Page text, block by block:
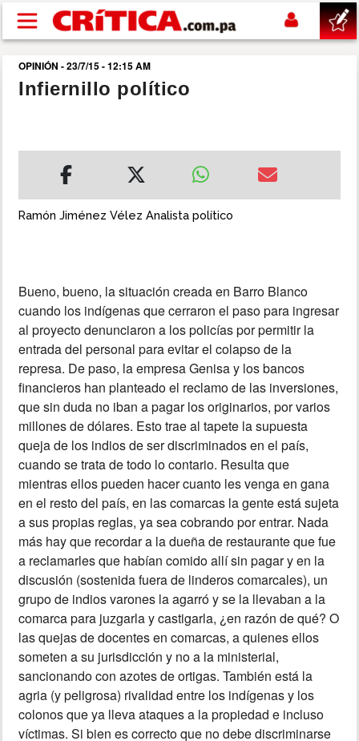
Pasar al contenido principal
buscar
DEPORTES
MUNDO
INSÓLITAS
MULTIMEDIA
IMPRESO
OPINIÓN - 23/7/15 - 12:15 AM
Infiernillo político
Ramón Jiménez Vélez Analista político
Bueno, bueno, la situación creada en Barro Blanco
cuando los indígenas que cerraron el paso para ingresar
al proyecto denunciaron a los policías por permitir la
entrada del personal para evitar el colapso de la
represa. De paso, la empresa Genisa y los bancos
financieros han planteado el reclamo de las inversiones,
que sin duda no iban a pagar los originarios, por varios
millones de dólares. Esto trae al tapete la supuesta
queja de los indios de ser discriminados en el país,
cuando se trata de todo lo contario. Resulta que
mientras ellos pueden hacer cuanto les venga en gana
en el resto del país, en las comarcas la gente está sujeta
a sus propias reglas, ya sea cobrando por entrar. Nada
más hay que recordar a la dueña de restaurante que fue
a reclamarles que habían comido allí sin pagar y en la
discusión (sostenida fuera de linderos comarcales), un
grupo de indios varones la agarró y se la llevaban a la
comarca para juzgarla y castigarla, ¿en razón de qué? O
las quejas de docentes en comarcas, a quienes ellos
someten a su jurisdicción y no a la ministerial,
sancionando con azotes de ortigas. También está la
agria (y peligrosa) rivalidad entre los indígenas y los
colonos que ya lleva ataques a la propiedad e incluso
víctimas. Si bien es correcto que no debe discriminarse